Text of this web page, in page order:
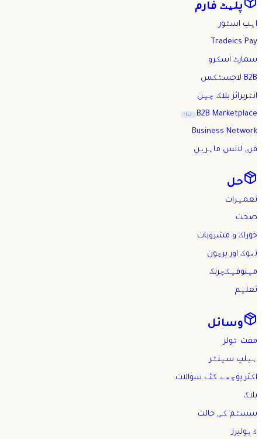
پلیٹ فارم
ایپ اسٹور
Tradeics Pay
سمارٹ اسکرو
B2B لاجسٹکس
انٹرپرائز بلاک چین
B2B Marketplace
نیا
Business Network
فری لانس ماہرین
حل
تعمیرات
صحت
خوراک و مشروبات
تھوک اور پرچون
مینوفیکچرنگ
تعلیم
وسائل
مفت ٹولز
ہیلپ سینٹر
اکثر پوچھے گئے سوالات
بلاگ
سسٹم کی حالت
ڈیولپرز